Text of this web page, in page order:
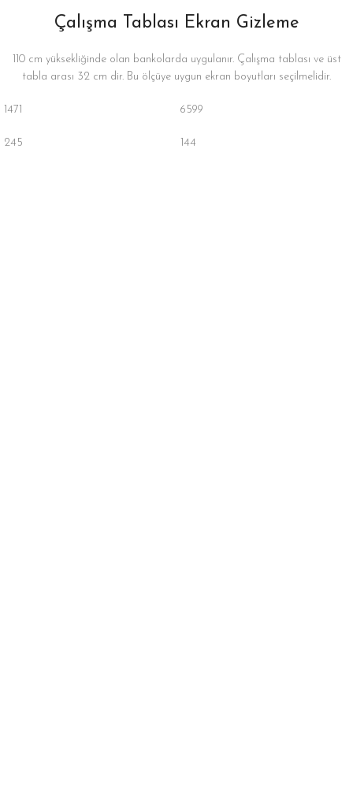
Çalışma Tablası Ekran Gizleme
110 cm yüksekliğinde olan bankolarda uygulanır. Çalışma tablası ve üst
tabla arası 32 cm dir. Bu ölçüye uygun ekran boyutları seçilmelidir.
1471
245
6599
144